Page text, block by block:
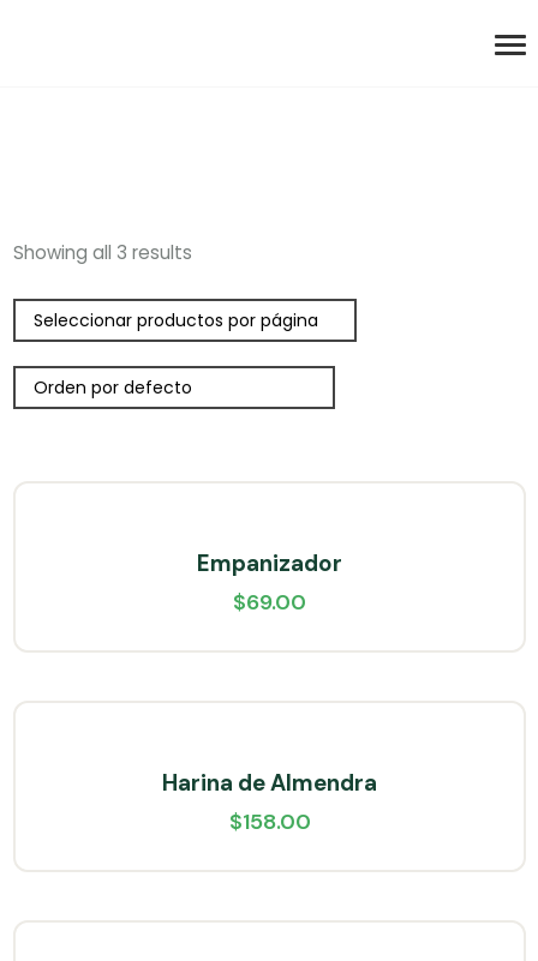
Showing all 3 results
Empanizador
$69.00
Harina de Almendra
$158.00